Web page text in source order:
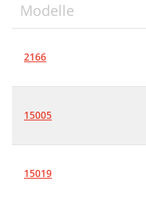
Modelle
2166
15005
15019